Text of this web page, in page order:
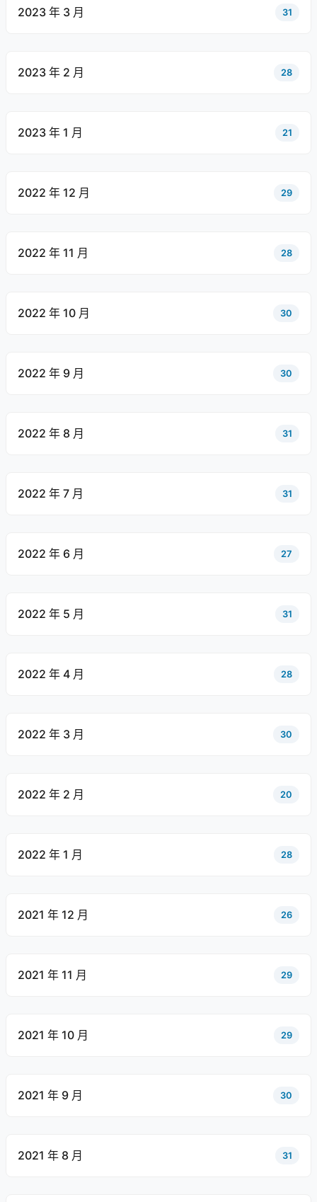
2023 年 3 月 31
2023 年 2 月 28
2023 年 1 月 21
2022 年 12 月 29
2022 年 11 月 28
2022 年 10 月 30
2022 年 9 月 30
2022 年 8 月 31
2022 年 7 月 31
2022 年 6 月 27
2022 年 5 月 31
2022 年 4 月 28
2022 年 3 月 30
2022 年 2 月 20
2022 年 1 月 28
2021 年 12 月 26
2021 年 11 月 29
2021 年 10 月 29
2021 年 9 月 30
2021 年 8 月 31